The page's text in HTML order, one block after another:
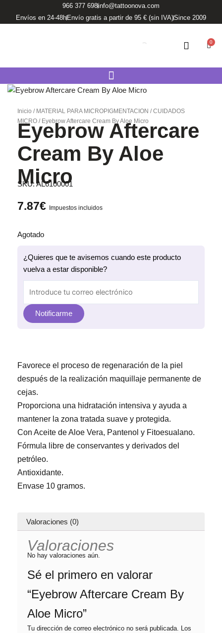
966 377 698info@tattoonova.com
Envíos en 24-48h Envío gratis a partir de 95 € (sin IVA)Since 2009
0
Inicio / MATERIAL PARA MICROPIGMENTACION /CUIDADOS
MICRO / Eyebrow Aftercare Cream By Aloe Micro
Eyebrow Aftercare
Cream By Aloe
Micro
SKU: AL6100001
7.87€ Impuestos incluidos
Agotado
¿Quieres que te avisemos cuando este producto
vuelva a estar disponible?
Notificarme
Favorece el proceso de regenaración de la piel
después de la realización maquillaje permanente de
cejas.
Proporciona una hidratación intensiva y ayuda a
mantener la zona tratada suave y protegida.
Con Aceite de Aloe Vera, Pantenol y Fitoesualano.
Fórmula libre de conservantes y derivados del
petróleo.
Antioxidante.
Envase 10 gramos.
Valoraciones (0)
Valoraciones
No hay valoraciones aún.
Sé el primero en valorar
“Eyebrow Aftercare Cream By
Aloe Micro”
Tu dirección de correo electrónico no será publicada. Los